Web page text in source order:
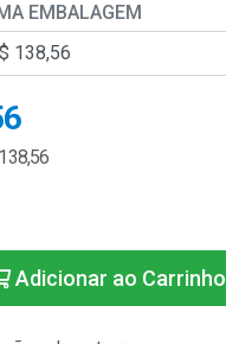
EMBALAGEM
Adicionar ao Carrinho